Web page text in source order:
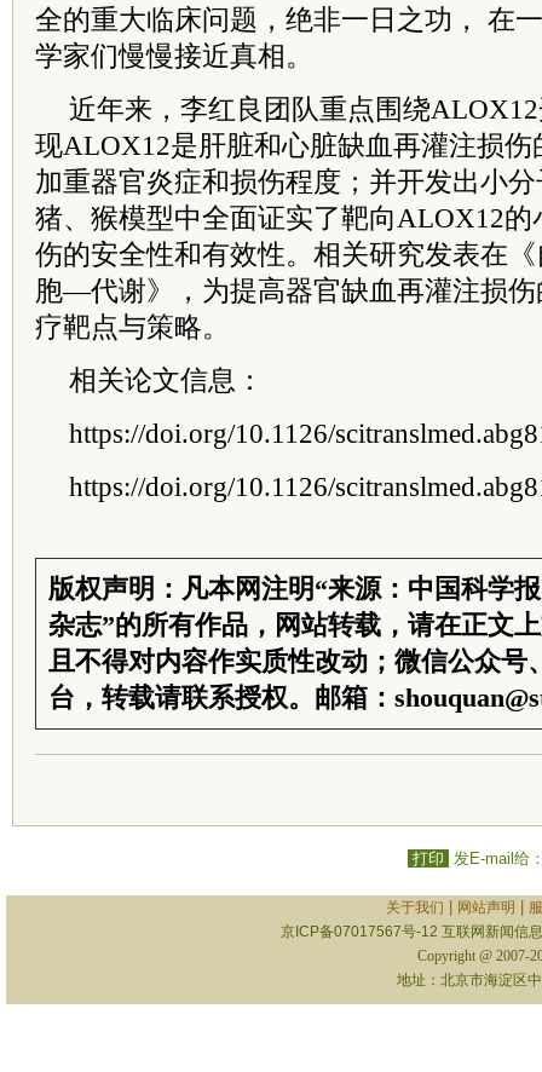
全的重大临床问题，绝非一日之功， 在
学家们慢慢接近真相。
近年来，李红良团队重点围绕
现ALOX12是肝脏和心脏缺血再灌注损
加重器官炎症和损伤程度；并开发出小
猪、猴模型中全面证实了靶向ALOX12
伤的安全性和有效性。相关研究发表在
胞—代谢》，为提高器官缺血再灌注损
疗靶点与策略。
相关论文信息：
https://doi.org/10.1126/
https://doi.org/10.1126/
版权声明：凡本网注明“来源：中国科学
杂志”的所有作品，网站转载，请在正文
且不得对内容作实质性改动；微信公众号
台，转载请联系授权。邮箱：
打印 发E-mail给
关于我们 网站声明
京ICP备07017567号-12 互联网新闻信
Copyright @ 2007-
地址：北京市海淀区